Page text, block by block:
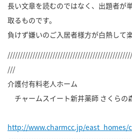
長い文章を読むのではなく、出題者が
取るものです。
負けず嫌いのご入居者様方が白熱して
///
介護付有料老人ホーム
チャームスイート新井薬師 さくらの
http://www.charmcc.jp/